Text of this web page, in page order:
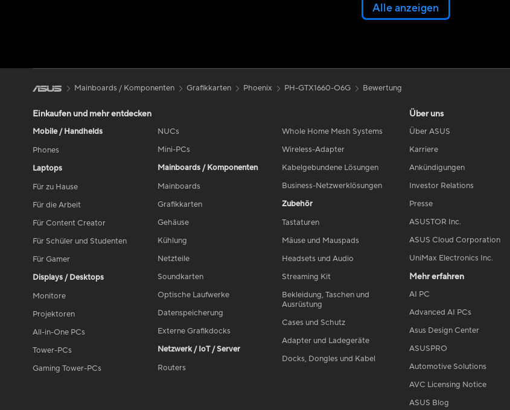
Alle anzeigen
Mainboards / Komponenten Grafikkarten Phoenix PH-GTX1660-O6G Bewertung
Einkaufen und mehr entdecken
Mobile / Handhelds
Phones
Laptops
Für zu Hause
Für die Arbeit
Für Content Creator
Für Schüler und Studenten
Für Gamer
Displays / Desktops
Monitore
Projektoren
All-in-One PCs
Tower-PCs
Gaming Tower-PCs
NUCs
Mini-PCs
Mainboards / Komponenten
Mainboards
Grafikkarten
Gehäuse
Kühlung
Netzteile
Soundkarten
Optische Laufwerke
Datenspeicherung
Externe Grafikdocks
Netzwerk / IoT / Server
Routers
Whole Home Mesh Systems
Wireless-Adapter
Kabelgebundene Lösungen
Business-Netzwerklösungen
Zubehör
Tastaturen
Mäuse und Mauspads
Headsets und Audio
Streaming Kit
Bekleidung, Taschen und
Ausrüstung
Cases und Schutz
Adapter und Ladegeräte
Docks, Dongles und Kabel
Über uns
Über ASUS
Karriere
Ankündigungen
Investor Relations
Presse
ASUSTOR Inc.
ASUS Cloud Corporation
UniMax Electronics Inc.
Mehr erfahren
AI PC
Advanced AI PCs
Asus Design Center
ASUSPRO
Automotive Solutions
AVC Licensing Notice
ASUS Blog